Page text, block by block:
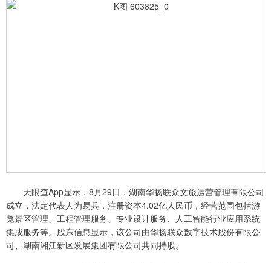
天眼查App显示，8月29日，湖南华扬联众文旅运营管理有限公司
成立，法定代表人为易兵，注册资本4.02亿人民币，经营范围包括游
览景区管理、工程管理服务、专业设计服务、人工智能行业应用系统
集成服务等。股东信息显示，该公司由华扬联众数字技术股份有限公
司、湖南湘江新区发展集团有限公司共同持股。